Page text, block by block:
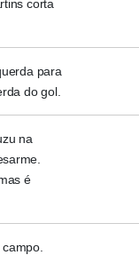
corta
para
do gol.
na
é